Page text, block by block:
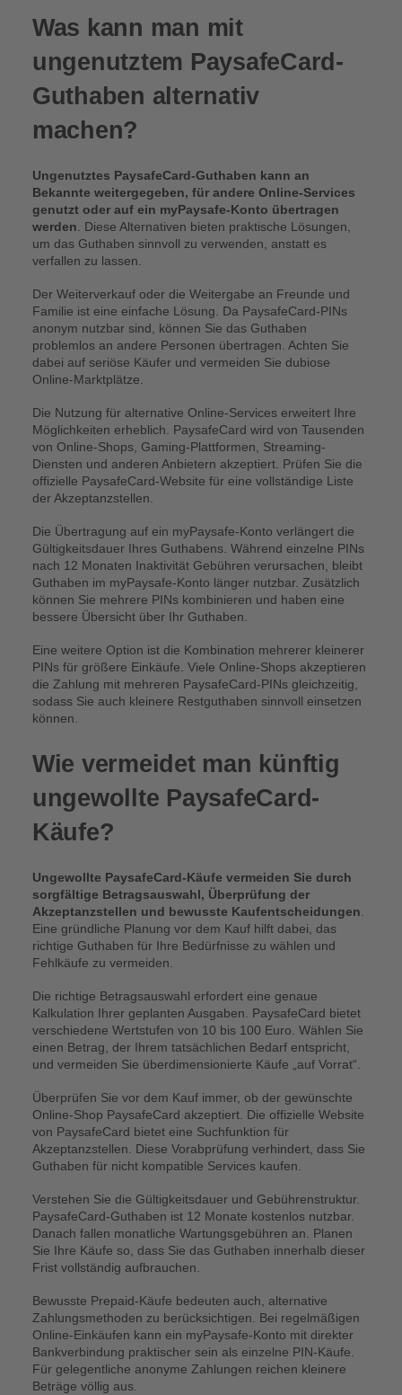
Was kann man mit
ungenutztem PaysafeCard-
Guthaben alternativ
machen?
Ungenutztes PaysafeCard-Guthaben kann an
Bekannte weitergegeben, für andere Online-Services
genutzt oder auf ein myPaysafe-Konto übertragen
werden . Diese Alternativen bieten praktische Lösungen,
um das Guthaben sinnvoll zu verwenden, anstatt es
verfallen zu lassen.
Der Weiterverkauf oder die Weitergabe an Freunde und
Familie ist eine einfache Lösung. Da PaysafeCard-PINs
anonym nutzbar sind, können Sie das Guthaben
problemlos an andere Personen übertragen. Achten Sie
dabei auf seriöse Käufer und vermeiden Sie dubiose
Online-Marktplätze.
Die Nutzung für alternative Online-Services erweitert Ihre
Möglichkeiten erheblich. PaysafeCard wird von Tausenden
von Online-Shops, Gaming-Plattformen, Streaming-
Diensten und anderen Anbietern akzeptiert. Prüfen Sie die
offizielle PaysafeCard-Website für eine vollständige Liste
der Akzeptanzstellen.
Die Übertragung auf ein myPaysafe-Konto verlängert die
Gültigkeitsdauer Ihres Guthabens. Während einzelne PINs
nach 12 Monaten Inaktivität Gebühren verursachen, bleibt
Guthaben im myPaysafe-Konto länger nutzbar. Zusätzlich
können Sie mehrere PINs kombinieren und haben eine
bessere Übersicht über Ihr Guthaben.
Eine weitere Option ist die Kombination mehrerer kleinerer
PINs für größere Einkäufe. Viele Online-Shops akzeptieren
die Zahlung mit mehreren PaysafeCard-PINs gleichzeitig,
sodass Sie auch kleinere Restguthaben sinnvoll einsetzen
können.
Wie vermeidet man künftig
ungewollte PaysafeCard-
Käufe?
Ungewollte PaysafeCard-Käufe vermeiden Sie durch
sorgfältige Betragsauswahl, Überprüfung der
Akzeptanzstellen und bewusste Kaufentscheidungen
Eine gründliche Planung vor dem Kauf hilft dabei, das
richtige Guthaben für Ihre Bedürfnisse zu wählen und
Fehlkäufe zu vermeiden.
Die richtige Betragsauswahl erfordert eine genaue
Kalkulation Ihrer geplanten Ausgaben. PaysafeCard bietet
verschiedene Wertstufen von 10 bis 100 Euro. Wählen Sie
einen Betrag, der Ihrem tatsächlichen Bedarf entspricht,
und vermeiden Sie überdimensionierte Käufe „auf Vorrat“.
Überprüfen Sie vor dem Kauf immer, ob der gewünschte
Online-Shop PaysafeCard akzeptiert. Die offizielle Website
von PaysafeCard bietet eine Suchfunktion für
Akzeptanzstellen. Diese Vorabprüfung verhindert, dass Sie
Guthaben für nicht kompatible Services kaufen.
Verstehen Sie die Gültigkeitsdauer und Gebührenstruktur.
PaysafeCard-Guthaben ist 12 Monate kostenlos nutzbar.
Danach fallen monatliche Wartungsgebühren an. Planen
Sie Ihre Käufe so, dass Sie das Guthaben innerhalb dieser
Frist vollständig aufbrauchen.
Bewusste Prepaid-Käufe bedeuten auch, alternative
Zahlungsmethoden zu berücksichtigen. Bei regelmäßigen
Online-Einkäufen kann ein myPaysafe-Konto mit direkter
Bankverbindung praktischer sein als einzelne PIN-Käufe.
Für gelegentliche anonyme Zahlungen reichen kleinere
Beträge völlig aus.